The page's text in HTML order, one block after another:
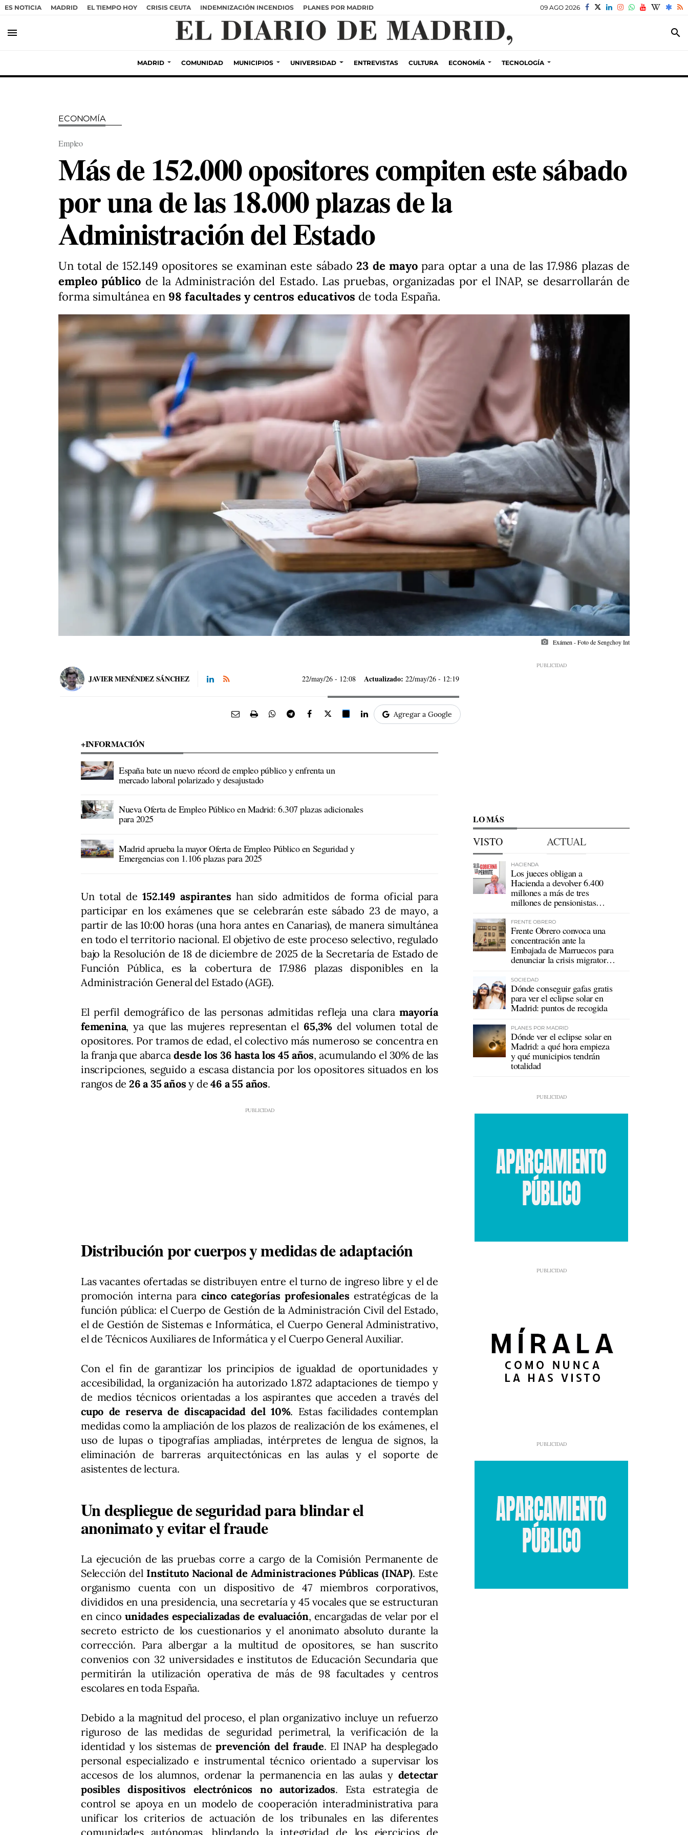
ES NOTICIA MADRID EL TIEMPO HOY CRISIS CEUTA INDEMNIZACIÓN INCENDIOS PLANES POR MADRID 09 AGO 2026
menu search
MADRID COMUNIDAD MUNICIPIOS UNIVERSIDAD ENTREVISTAS CULTURA ECONOMÍA TECNOLOGÍA
ECONOMÍA
Empleo
Más de 152.000 opositores compiten este sábado
por una de las 18.000 plazas de la
Administración del Estado
Un total de 152.149 opositores se examinan este sábado23 de mayopara optar a una de las 17.986 plazas de
empleo público de la Administración del Estado. Las pruebas, organizadas por el INAP, se desarrollarán de
forma simultánea en 98 facultades y centros educativos de toda España.
photo_camera Exámen - Foto de Sengchoy Int
JAVIER MENÉNDEZ SÁNCHEZ 22/may/26 - 12:08 Actualizado: 22/may/26 - 12:19
Agregar a Google
+INFORMACIÓN
España bate un nuevo récord de empleo público y enfrenta un
mercado laboral polarizado y desajustado
Nueva Oferta de Empleo Público en Madrid: 6.307 plazas adicionales
para 2025
Madrid aprueba la mayor Oferta de Empleo Público en Seguridad y
Emergencias con 1.106 plazas para 2025
Un total de152.149 aspirantes han sido admitidos de forma oficial para
participar en los exámenes que se celebrarán este sábado 23 de mayo, a
partir de las 10:00 horas (una hora antes en Canarias), de manera simultánea
en todo el territorio nacional. El objetivo de este proceso selectivo, regulado
bajo la Resolución de 18 de diciembre de 2025 de la Secretaría de Estado de
Función Pública, es la cobertura de 17.986 plazas disponibles en la
Administración General del Estado (AGE).
El perfil demográfico de las personas admitidas refleja una claramayoría
femenina, ya que las mujeres representan el 65,3% del volumen total de
opositores. Por tramos de edad, el colectivo más numeroso se concentra en
la franja que abarca desde los 36 hasta los 45 años, acumulando el 30% de las
inscripciones, seguido a escasa distancia por los opositores situados en los
rangos de26 a 35 años y de46 a 55 años.
Distribución por cuerpos y medidas de adaptación
Las vacantes ofertadas se distribuyen entre el turno de ingreso libre y el de
promoción interna para cinco categorías profesionales estratégicas de la
función pública: el Cuerpo de Gestión de la Administración Civil del Estado,
el de Gestión de Sistemas e Informática, el Cuerpo General Administrativo,
el de Técnicos Auxiliares de Informática y el Cuerpo General Auxiliar.
Con el fin de garantizar los principios de igualdad de oportunidades y
accesibilidad, la organización ha autorizado 1.872 adaptaciones de tiempo y
de medios técnicos orientadas a los aspirantes que acceden a través del
cupo de reserva de discapacidad del 10%. Estas facilidades contemplan
medidas como la ampliación de los plazos de realización de los exámenes, el
uso de lupas o tipografías ampliadas, intérpretes de lengua de signos, la
eliminación de barreras arquitectónicas en las aulas y el soporte de
asistentes de lectura.
Un despliegue de seguridad para blindar el
anonimato y evitar el fraude
La ejecución de las pruebas corre a cargo de la Comisión Permanente de
Selección del Instituto Nacional de Administraciones Públicas (INAP). Este
organismo cuenta con un dispositivo de 47 miembros corporativos,
divididos en una presidencia, una secretaría y 45 vocales que se estructuran
en cinco unidades especializadas de evaluación, encargadas de velar por el
secreto estricto de los cuestionarios y el anonimato absoluto durante la
corrección. Para albergar a la multitud de opositores, se han suscrito
convenios con 32 universidades e institutos de Educación Secundaria que
permitirán la utilización operativa de más de 98 facultades y centros
escolares en toda España.
Debido a la magnitud del proceso, el plan organizativo incluye un refuerzo
riguroso de las medidas de seguridad perimetral, la verificación de la
identidad y los sistemas deprevención del fraude. El INAP ha desplegado
personal especializado e instrumental técnico orientado a supervisar los
accesos de los alumnos, ordenar la permanencia en las aulas ydetectar
posibles dispositivos electrónicos no autorizados. Esta estrategia de
control se apoya en un modelo de cooperación interadministrativa para
unificar los criterios de actuación de los tribunales en las diferentes
comunidades autónomas, blindando la integridad de los ejercicios de
LO MÁS
VISTO ACTUAL
HACIENDA
Los jueces obligan a
Hacienda a devolver 6.400
millones a más de tres
millones de pensionistas
FRENTE OBRERO
Frente Obrero convoca una
concentración ante la
Embajada de Marruecos para
denunciar la crisis migratoria
SOCIEDAD
Dónde conseguir gafas gratis
para ver el eclipse solar en
Madrid: puntos de recogida
PLANES POR MADRID
Dónde ver el eclipse solar en
Madrid: a qué hora empieza
y qué municipios tendrán
totalidad